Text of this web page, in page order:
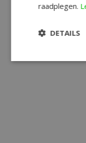
raadplegen.
DETAILS